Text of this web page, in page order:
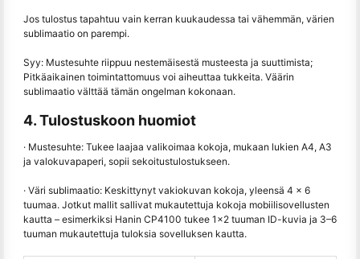
Jos tulostus tapahtuu vain kerran kuukaudessa tai vähemmän, värien
sublimaatio on parempi.
Syy: Mustesuhte riippuu nestemäisestä musteesta ja suuttimista;
Pitkäaikainen toimintattomuus voi aiheuttaa tukkeita. Väärin
sublimaatio välttää tämän ongelman kokonaan.
4. Tulostuskoon huomiot
· Mustesuhte: Tukee laajaa valikoimaa kokoja, mukaan lukien A4, A3
ja valokuvapaperi, sopii sekoitustulostukseen.
· Väri sublimaatio: Keskittynyt vakiokuvan kokoja, yleensä 4 × 6
tuumaa. Jotkut mallit sallivat mukautettuja kokoja mobiilisovellusten
kautta – esimerkiksi Hanin CP4100 tukee 1×2 tuuman ID-kuvia ja 3–6
tuuman mukautettuja tuloksia sovelluksen kautta.